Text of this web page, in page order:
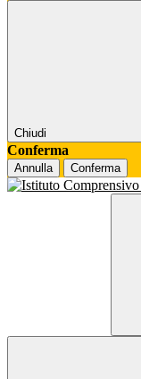
Chiudi
Conferma
Annulla Conferma